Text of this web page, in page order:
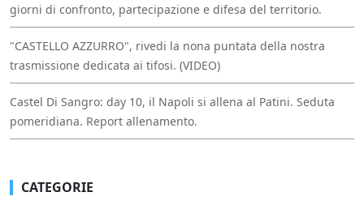
giorni di confronto, partecipazione e difesa del territorio.
"CASTELLO AZZURRO", rivedi la nona puntata della nostra
trasmissione dedicata ai tifosi. (VIDEO)
Castel Di Sangro: day 10, il Napoli si allena al Patini. Seduta
pomeridiana. Report allenamento.
CATEGORIE